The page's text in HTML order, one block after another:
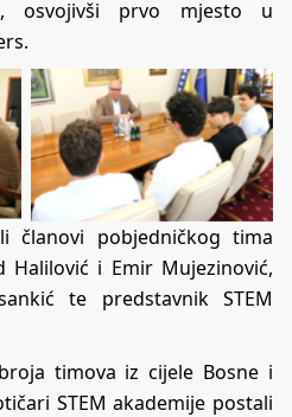
osvojivši prvo mjesto u
članovi pobjedničkog tima
Halilović i Emir Mujezinović,
te predstavnik STEM
timova iz cijele Bosne i
STEM akademije postali